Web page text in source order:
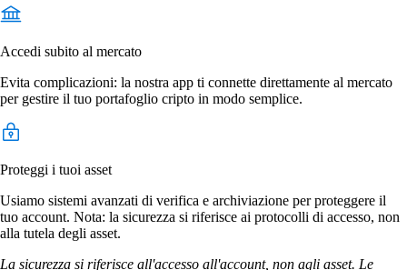
Accedi subito al mercato
Evita complicazioni: la nostra app ti connette direttamente al mercato
per gestire il tuo portafoglio cripto in modo semplice.
Proteggi i tuoi asset
Usiamo sistemi avanzati di verifica e archiviazione per proteggere il
tuo account. Nota: la sicurezza si riferisce ai protocolli di accesso, non
alla tutela degli asset.
La sicurezza si riferisce all'accesso all'account, non agli asset. Le